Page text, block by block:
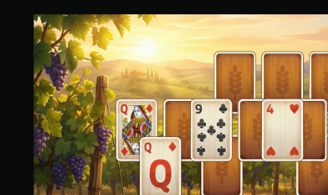
0
9
で
す
F
a
m
i
n
g
T
r
i
P
e